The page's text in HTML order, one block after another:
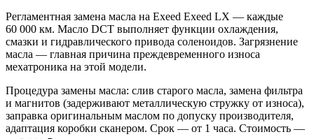
Регламентная замена масла на Exeed Exeed LX — каждые
60 000 км. Масло DCT выполняет функции охлаждения,
смазки и гидравлического привода соленоидов. Загрязнение
масла — главная причина преждевременного износа
мехатроника на этой модели.
Процедура замены масла: слив старого масла, замена фильтра
и магнитов (задерживают металлическую стружку от износа),
заправка оригинальным маслом по допуску производителя,
адаптация коробки сканером. Срок — от 1 часа. Стоимость —